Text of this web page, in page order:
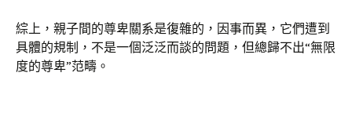
綜上，親子間的尊卑關系是復雜的，因事而異，它們遭到
具體的規制，不是一個泛泛而談的問題，但總歸不出“無限
度的尊卑”范疇。